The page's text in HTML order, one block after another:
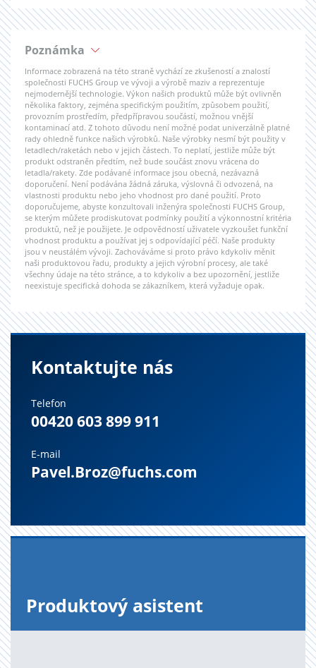
Poznámka
Informace zobrazená na této straně vychází ze zkušeností a znalostí
společnosti FUCHS Group ve vývoji a výrobě maziv a reprezentuje
nejmodernější technologie. Výkon našich produktů může být ovlivněn
několika faktory, zejména specifickým použitím, způsobem použití,
provozním prostředím, předpřípravou součástí, možnou vnější
kontaminací atd. Z tohoto důvodu není možné podat univerzálně platné
rady ohledně funkce našich výrobků. Naše výrobky nesmí být použity v
letadlech/raketách nebo v jejich částech. To neplatí, jestliže může být
produkt odstraněn předtím, než bude součást znovu vrácena do
letadla/rakety. Zde podávané informace jsou obecná, nezávazná
doporučení. Není podávána žádná záruka, výslovná či odvozená, na
vlastnosti produktu nebo jeho vhodnost pro dané použití. Proto
doporučujeme, abyste konzultovali inženýra společnosti FUCHS Group,
se kterým můžete prodiskutovat podmínky použití a výkonnostní kritéria
produktů, než je použijete. Je odpovědností uživatele vyzkoušet funkční
vhodnost produktu a používat jej s odpovídající péčí. Naše produkty
jsou v neustálém vývoji. Zachováváme si proto právo kdykoliv měnit
naši produktovou řadu, produkty a jejich výrobní procesy, ale také
všechny údaje na této stránce, a to kdykoliv a bez upozornění, jestliže
neexistuje specifická dohoda se zákazníkem, která vyžaduje opak.
Kontaktujte nás
Telefon
00420 603 899 911
E-mail
Pavel.Broz@fuchs.com
Pro­duk­to­vý asi­s­tent